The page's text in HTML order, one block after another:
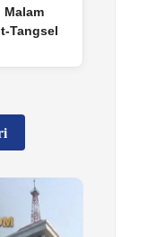
Malam
Tangsel